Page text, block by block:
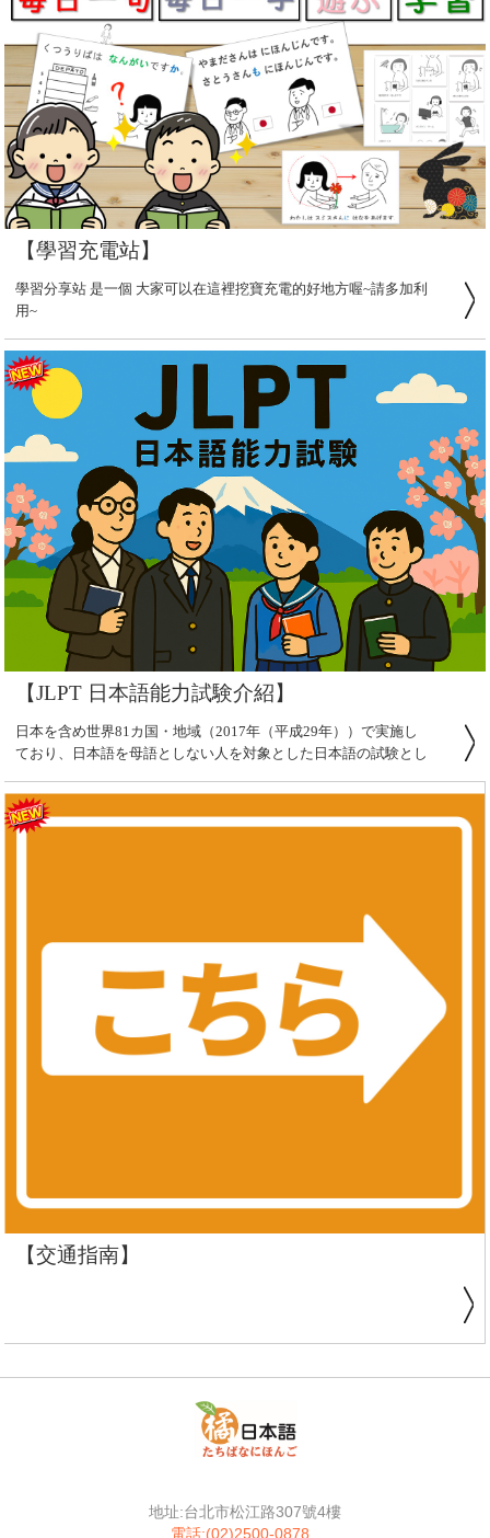
【學習充電站】
學習分享站 是一個 大家可以在這裡挖寶充電的好地方喔~請多加利
用~
【JLPT 日本語能力試験介紹】
日本を含め世界81カ国・地域（2017年（平成29年））で実施し
ており、日本語を母語としない人を対象とした日本語の試験とし
ない人であればだれでも受験できる。日本国籍を持っているかど
うかは関係ない。最上級のN1から最下級のN5まで5段階のレベル
【交通指南】
地址:台北市松江路307號4樓
電話:(02)2500-0878